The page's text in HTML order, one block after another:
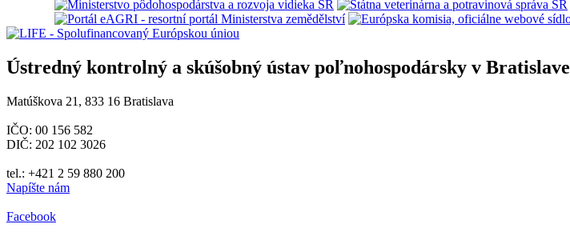
Ústredný kontrolný a skúšobný ústav poľnohospodársky v Bratislave
Matúškova 21, 833 16 Bratislava
IČO: 00 156 582
DIČ: 202 102 3026
tel.: +421 2 59 880 200
Napíšte nám
Facebook